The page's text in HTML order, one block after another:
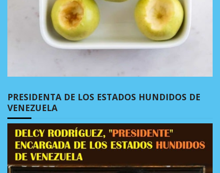
PRESIDENTA DE LOS ESTADOS HUNDIDOS DE
VENEZUELA